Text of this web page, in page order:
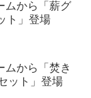
ムから「薪グ
ト」登場
ムから「焚き
ット」登場